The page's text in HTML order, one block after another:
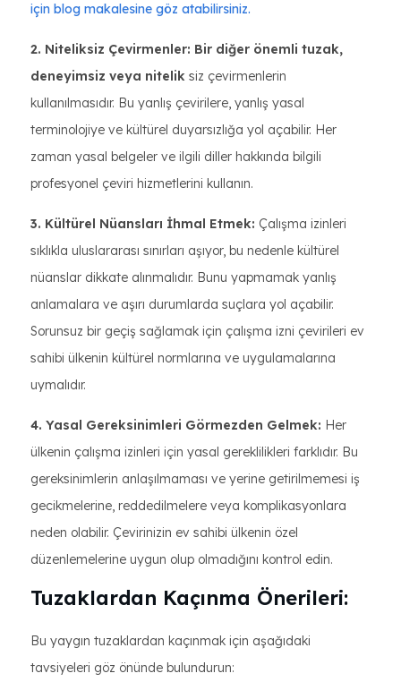
için blog makalesine göz atabilirsiniz.
2. Niteliksiz Çevirmenler: Bir diğer önemli tuzak,
deneyimsiz veya nitelik siz çevirmenlerin
kullanılmasıdır. Bu yanlış çevirilere, yanlış yasal
terminolojiye ve kültürel duyarsızlığa yol açabilir. Her
zaman yasal belgeler ve ilgili diller hakkında bilgili
profesyonel çeviri hizmetlerini kullanın.
3. Kültürel Nüansları İhmal Etmek: Çalışma izinleri
sıklıkla uluslararası sınırları aşıyor, bu nedenle kültürel
nüanslar dikkate alınmalıdır. Bunu yapmamak yanlış
anlamalara ve aşırı durumlarda suçlara yol açabilir.
Sorunsuz bir geçiş sağlamak için çalışma izni çevirileri ev
sahibi ülkenin kültürel normlarına ve uygulamalarına
uymalıdır.
4. Yasal Gereksinimleri Görmezden Gelmek: Her
ülkenin çalışma izinleri için yasal gereklilikleri farklıdır. Bu
gereksinimlerin anlaşılmaması ve yerine getirilmemesi iş
gecikmelerine, reddedilmelere veya komplikasyonlara
neden olabilir. Çevirinizin ev sahibi ülkenin özel
düzenlemelerine uygun olup olmadığını kontrol edin.
Tuzaklardan Kaçınma Önerileri:
Bu yaygın tuzaklardan kaçınmak için aşağıdaki
tavsiyeleri göz önünde bulundurun: